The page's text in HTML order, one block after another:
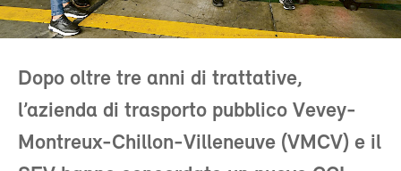
Dopo oltre tre anni di trattative,
l’azienda di trasporto pubblico Vevey-
Montreux-Chillon-Villeneuve (VMCV) e il